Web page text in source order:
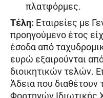
πλατφόρμες.
Τέλη: Εταιρείες με
προηγούμενο έτος
έσοδα από
ευρώ εξαιρούνται
διοικητικών τελών.
Άδεια που διαθέτουν
Φορτηγών Ιδιωτικής